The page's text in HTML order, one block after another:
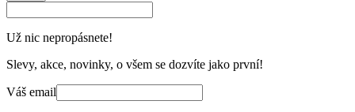
Už nic nepropásnete!
Slevy, akce, novinky, o všem se dozvíte jako první!
Váš email